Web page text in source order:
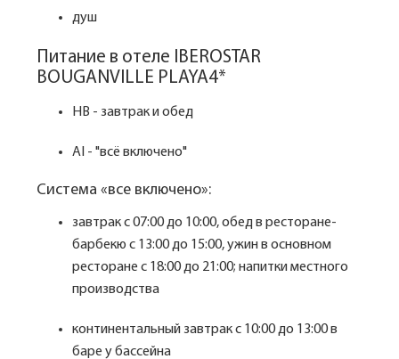
душ
Питание в отеле IBEROSTAR
BOUGANVILLE PLAYA4*
HB - завтрак и обед
AI - "всё включено"
Система «все включено»:
завтрак с 07:00 до 10:00, обед в ресторане-
барбекю с 13:00 до 15:00, ужин в основном
ресторане с 18:00 до 21:00; напитки местного
производства
континентальный завтрак с 10:00 до 13:00 в
баре у бассейна